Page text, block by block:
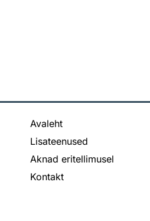
Avaleht
Lisateenused
Aknad eritellimusel
Kontakt